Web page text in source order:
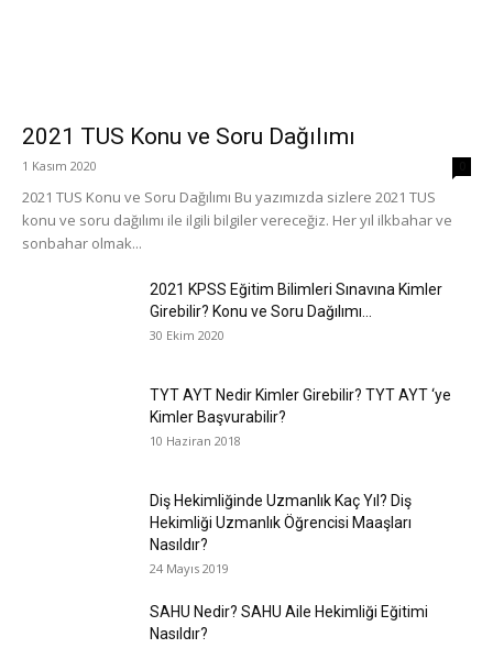
2021 TUS Konu ve Soru Dağılımı
1 Kasım 2020
2021 TUS Konu ve Soru Dağılımı Bu yazımızda sizlere 2021 TUS
konu ve soru dağılımı ile ilgili bilgiler vereceğiz. Her yıl ilkbahar ve
sonbahar olmak...
2021 KPSS Eğitim Bilimleri Sınavına Kimler
Girebilir? Konu ve Soru Dağılımı...
30 Ekim 2020
TYT AYT Nedir Kimler Girebilir? TYT AYT ‘ye
Kimler Başvurabilir?
10 Haziran 2018
Diş Hekimliğinde Uzmanlık Kaç Yıl? Diş
Hekimliği Uzmanlık Öğrencisi Maaşları
Nasıldır?
24 Mayıs 2019
SAHU Nedir? SAHU Aile Hekimliği Eğitimi
Nasıldır?